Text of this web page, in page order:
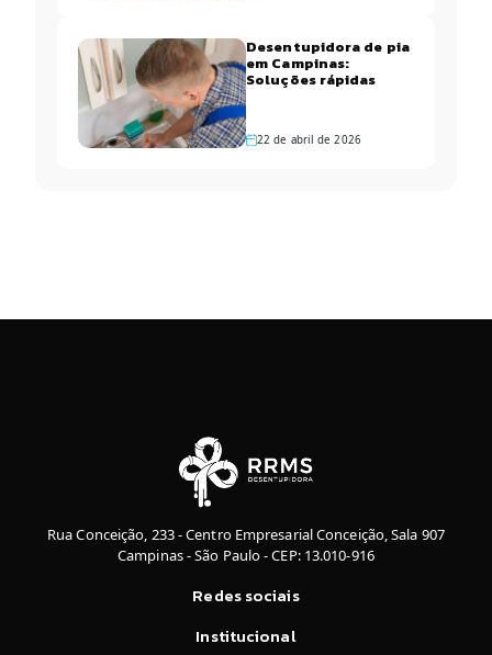
Desentupidora de pia
em Campinas:
Soluções rápidas
22 de abril de 2026
Rua Conceição, 233 - Centro Empresarial Conceição, Sala 907
Campinas - São Paulo - CEP: 13.010-916
Redes sociais
Institucional